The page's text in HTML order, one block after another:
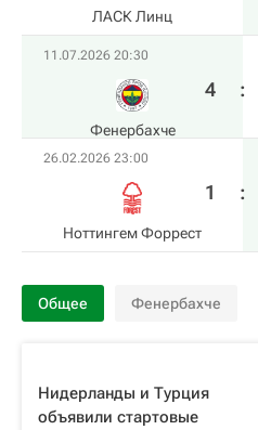
ЛАСК Линц
11.07.2026 20:30
Фенербахче
4 :
26.02.2026 23:00
Ноттингем Форрест
1 :
Общее Фенербахче
Нидерланды и Турция
объявили стартовые